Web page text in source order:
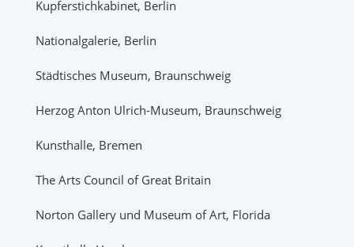
Kupferstichkabinet, Berlin
Nationalgalerie, Berlin
Städtisches Museum, Braunschweig
Herzog Anton Ulrich-Museum, Braunschweig
Kunsthalle, Bremen
The Arts Council of Great Britain
Norton Gallery und Museum of Art, Florida